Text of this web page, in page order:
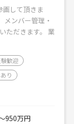
して頂きま
メンバー管理・
ただきます。 業
歓迎
り
950万円